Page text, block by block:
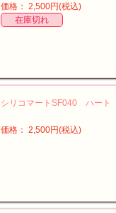
価格： 2,500円(税込)
在庫切れ
シリコマートSF040 ハート
価格： 2,500円(税込)